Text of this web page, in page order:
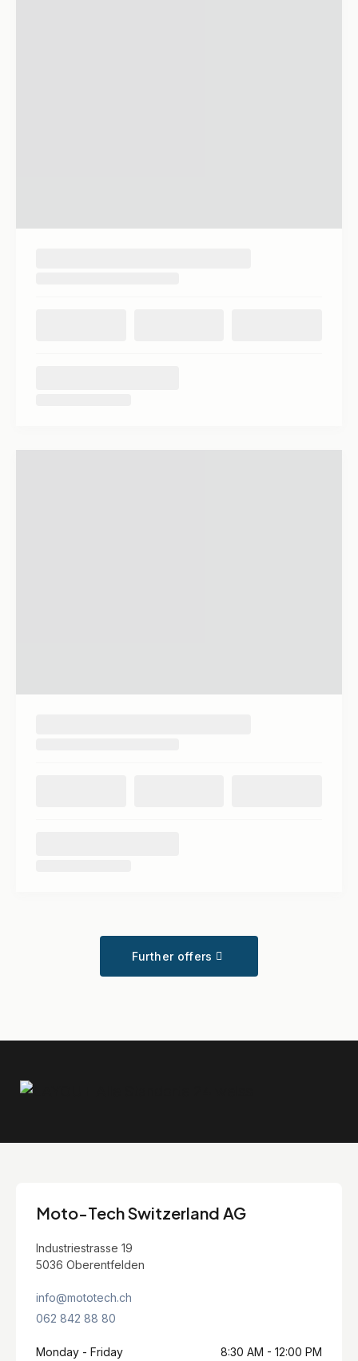
Further offers
Moto-Tech Switzerland AG
Industriestrasse 19
5036 Oberentfelden
info@mototech.ch
062 842 88 80
Monday - Friday
8:30 AM - 12:00 PM